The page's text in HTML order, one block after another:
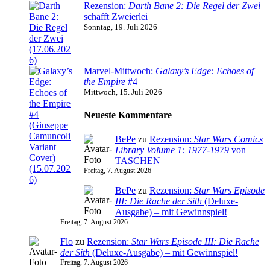
Rezension: Darth Bane 2: Die Regel der Zwei
schafft Zweierlei
Sonntag, 19. Juli 2026
Marvel-Mittwoch: Galaxy’s Edge: Echoes of
the Empire #4
Mittwoch, 15. Juli 2026
Neueste Kommentare
BePe zu Rezension: Star Wars Comics
Library Volume 1: 1977-1979 von
TASCHEN
Freitag, 7. August 2026
BePe zu Rezension: Star Wars Episode
III: Die Rache der Sith (Deluxe-
Ausgabe) – mit Gewinnspiel!
Freitag, 7. August 2026
Flo zu Rezension: Star Wars Episode III: Die Rache
der Sith (Deluxe-Ausgabe) – mit Gewinnspiel!
Freitag, 7. August 2026